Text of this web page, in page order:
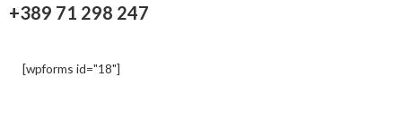
+389 71 298 247
[wpforms id="18"]